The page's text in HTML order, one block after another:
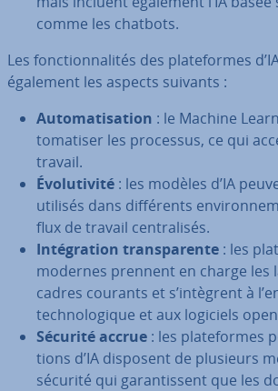
comme les chatbots.
Les fonc­tion­na­li­tés des pla­te­formes
également les aspects suivants :
Au­to­ma­ti­sa­tion : le Machine
to­ma­ti­ser les processus, ce qui
travail.
Évo­lu­ti­vité : les modèles d’IA
utilisés dans dif­fé­rents
flux de travail cen­tra­li­sés.
In­té­gra­tion trans­pa­rente : les
modernes prennent en charge les
cadres courants et s’intègrent à
tech­no­lo­gique et aux logiciels
Sécurité accrue : les pla­te­formes
tions d’IA disposent de plusieurs
sécurité qui ga­ran­tis­sent que les